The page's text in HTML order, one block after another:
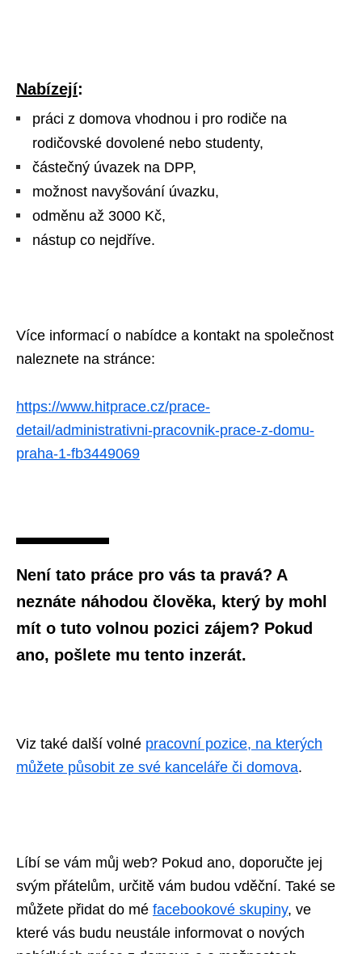
Nabízejí:
práci z domova vhodnou i pro rodiče na
rodičovské dovolené nebo studenty,
částečný úvazek na DPP,
možnost navyšování úvazku,
odměnu až 3000 Kč,
nástup co nejdříve.
Více informací o nabídce a kontakt na společnost
naleznete na stránce:
https://www.hitprace.cz/prace-
detail/administrativni-pracovnik-prace-z-domu-
praha-1-fb3449069
Není tato práce pro vás ta pravá? A
neznáte náhodou člověka, který by mohl
mít o tuto volnou pozici zájem? Pokud
ano, pošlete mu tento inzerát.
Viz také další volné pracovní pozice, na kterých
můžete působit ze své kanceláře či domova.
Líbí se vám můj web? Pokud ano, doporučte jej
svým přátelům, určitě vám budou vděční. Také se
můžete přidat do mé facebookové skupiny, ve
které vás budu neustále informovat o nových